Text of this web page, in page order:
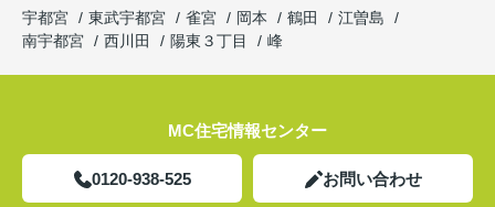
宇都宮
東武宇都宮 雀宮 岡本 鶴田
江曽島
南宇都宮
西川田 陽東３丁目 峰
MC住宅情報センター
0120-938-525 お問い合わせ